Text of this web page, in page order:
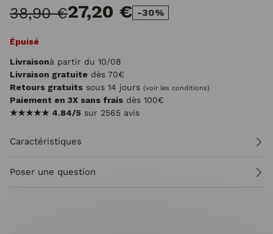
38,90 €27,20 € -30%
Épuisé
Livraisonà partir du 10/08
Livraison gratuite dès 70€
Retours gratuits sous 14 jours (voir les conditions)
Paiement en 3X sans frais dès 100€
★★★★★ 4.84/5 sur 2565 avis
Caractéristiques
Poser une question